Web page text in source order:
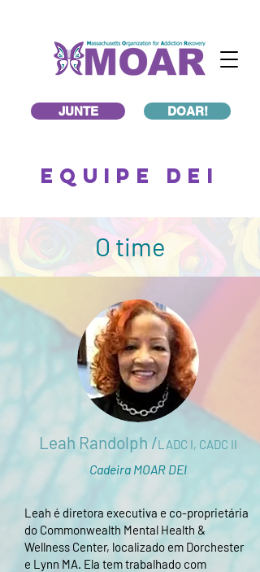
DOAR!
JUNTE
Equipe DEi
O time
Leah Randolph /LADC I, CADC II
Cadeira MOAR DEI
Leah é diretora executiva e co-proprietária
do Commonwealth Mental Health &
Wellness Center, localizado em Dorchester
e Lynn MA. Ela tem trabalhado com